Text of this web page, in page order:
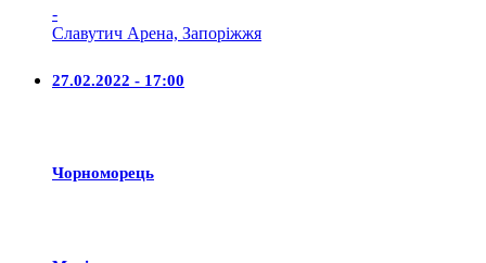
-
Славутич Арена, Запоріжжя
27.02.2022 - 17:00
Чорноморець